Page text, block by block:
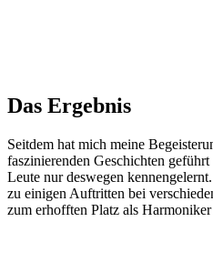
Das Ergebnis
Seitdem hat mich meine
faszinierenden Geschichten
Leute nur deswegen
zu einigen Auftritten bei
zum erhofften Platz als